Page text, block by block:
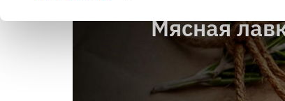
tuo consenso in qualsiasi momento dalla
Utilizziamo i cookie per garantire che l’utente
funzionalità dei social media e per analizzare il
sito con i nostri partner che si occupano di
Мясная